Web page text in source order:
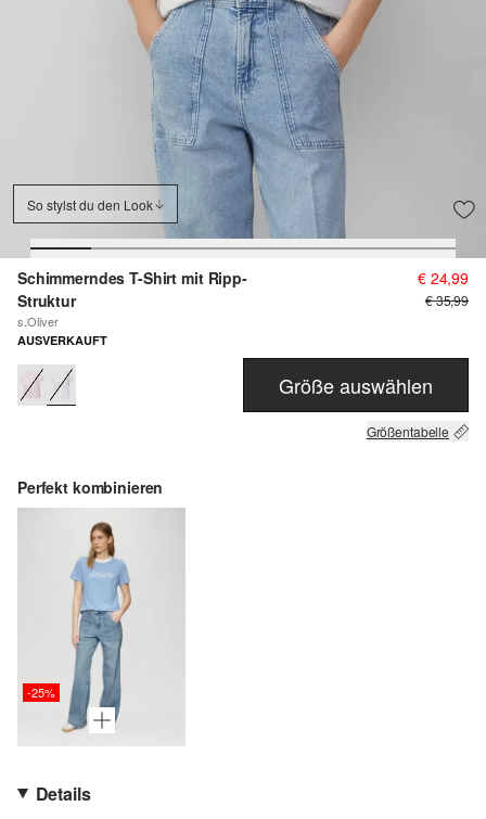
So stylst du den Look
Schimmerndes T-Shirt mit Ripp-
Struktur
s.Oliver
€ 24,99
€ 35,99
AUSVERKAUFT
Größe auswählen
Größentabelle
Perfekt kombinieren
-25%
Details